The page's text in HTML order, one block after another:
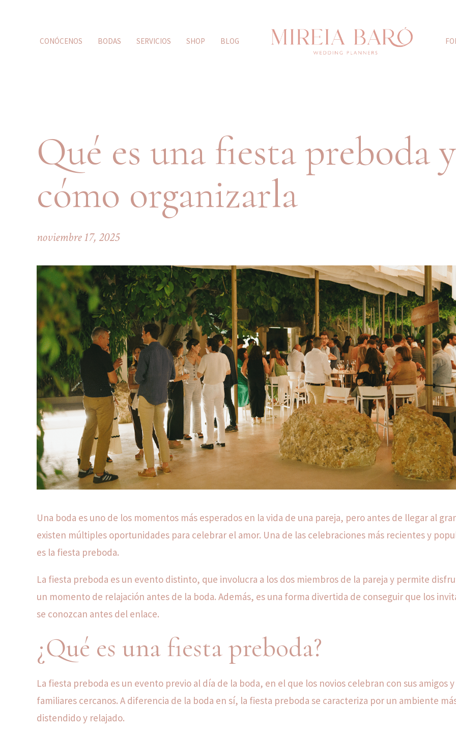
CONÓCENOS BODAS SERVICIOS SHOP BLOG
Qué es una fiesta preboda y
cómo organizarla
noviembre 17, 2025
Una boda es uno de los momentos más esperados en la vida de una pareja, pero antes de llegar al
existen múltiples oportunidades para celebrar el amor. Una de las celebraciones más recientes y
es la fiesta preboda.
La fiesta preboda es un evento distinto, que involucra a los dos miembros de la pareja y permite
un momento de relajación antes de la boda. Además, es una forma divertida de conseguir que los
se conozcan antes del enlace.
¿Qué es una fiesta preboda?
La fiesta preboda es un evento previo al día de la boda, en el que los novios celebran con sus amigos y
familiares cercanos. A diferencia de la boda en sí, la fiesta preboda se caracteriza por un ambiente
distendido y relajado.